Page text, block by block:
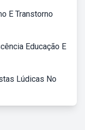
E Transtorno
Educação E
Lúdicas No